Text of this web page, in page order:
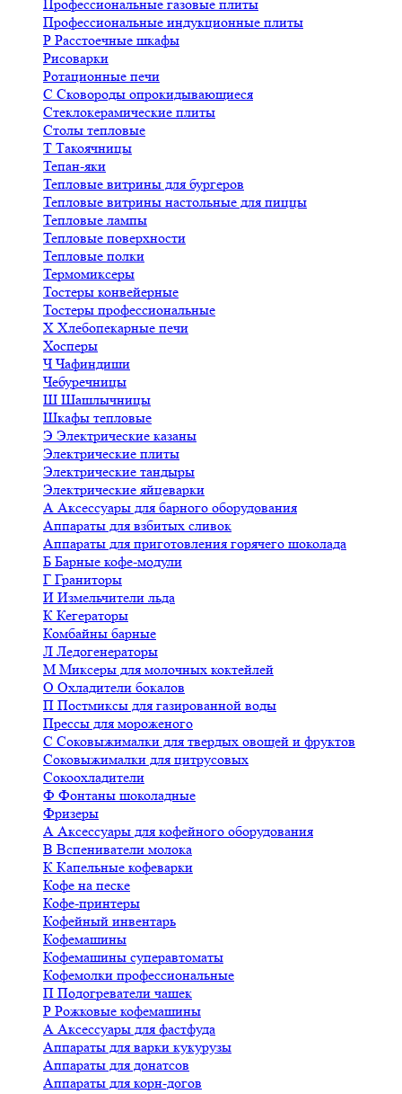
Профессиональные газовые плиты
Профессиональные индукционные плиты
Р Расстоечные шкафы
Рисоварки
Ротационные печи
С Сковороды опрокидывающиеся
Стеклокерамические плиты
Столы тепловые
Т Такоячницы
Тепан-яки
Тепловые витрины для бургеров
Тепловые витрины настольные для пиццы
Тепловые лампы
Тепловые поверхности
Тепловые полки
Термомиксеры
Тостеры конвейерные
Тостеры профессиональные
Х Хлебопекарные печи
Хосперы
ЧЧафиндиши
Чебуречницы
Ш Шашлычницы
Шкафы тепловые
Э Электрические казаны
Электрические плиты
Электрические тандыры
Электрические яйцеварки
А Аксессуары для барного оборудования
Аппараты для взбитых сливок
Аппараты для приготовления горячего шоколада
Б Барные кофе-модули
Г Граниторы
И Измельчители льда
К Кегераторы
Комбайны барные
Л Ледогенераторы
М Миксеры для молочных коктейлей
О Охладители бокалов
П Постмиксы для газированной воды
Прессы для мороженого
С Соковыжималки для твердых овощей и фруктов
Соковыжималки для цитрусовых
Сокоохладители
Ф Фонтаны шоколадные
Фризеры
А Аксессуары для кофейного оборудования
В Вспениватели молока
К Капельные кофеварки
Кофе на песке
Кофе-принтеры
Кофейный инвентарь
Кофемашины
Кофемашины суперавтоматы
Кофемолки профессиональные
П Подогреватели чашек
Р Рожковые кофемашины
А Аксессуары для фастфуда
Аппараты для варки кукурузы
Аппараты для донатсов
Аппараты для корн-догов